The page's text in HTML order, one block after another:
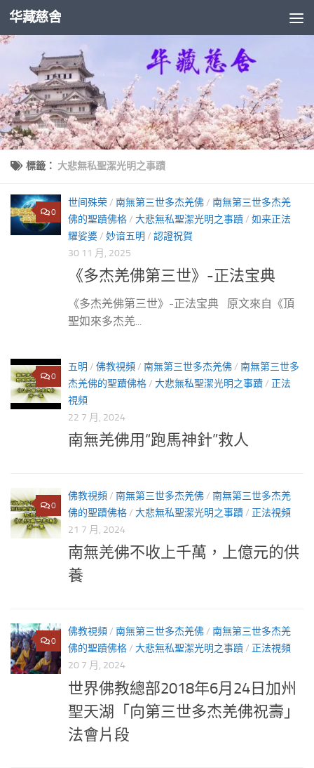
Skip to content
华藏慈舍
標籤： 大悲無私聖潔光明之事蹟
0
世间殊荣/ 南無第三世多杰羌佛/ 南無第三世多杰羌
佛的聖蹟佛格/ 大悲無私聖潔光明之事蹟/ 如来正法
耀娑婆/ 妙谙五明 / 認證祝賀
30 11 月, 2025
《多杰羌佛第三世》-正法宝典
《多杰羌佛第三世》-正法宝典 原文來自《頂
聖如來多杰羌...
0
五明 / 佛教視頻/ 南無第三世多杰羌佛/ 南無第三世多
杰羌佛的聖蹟佛格/ 大悲無私聖潔光明之事蹟/ 正法
視頻
22 7 月, 2024
南無羌佛用“跑馬神針”救人
0
佛教視頻/ 南無第三世多杰羌佛/ 南無第三世多杰羌
佛的聖蹟佛格/ 大悲無私聖潔光明之事蹟/ 正法視頻
21 7 月, 2024
南無羌佛不收上千萬，上億元的供
養
0
佛教視頻/ 南無第三世多杰羌佛/ 南無第三世多杰羌
佛的聖蹟佛格/ 大悲無私聖潔光明之事蹟/ 正法視頻
20 7 月, 2024
世界佛教總部2018年6月24日加州
聖天湖「向第三世多杰羌佛祝壽」
法會片段